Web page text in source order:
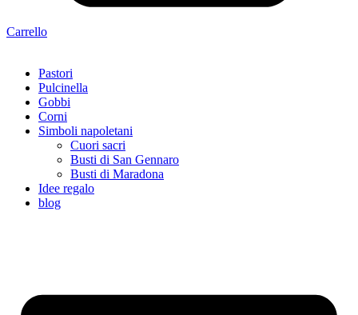
Carrello
Pastori
Pulcinella
Gobbi
Corni
Simboli napoletani
Cuori sacri
Busti di San Gennaro
Busti di Maradona
Idee regalo
blog